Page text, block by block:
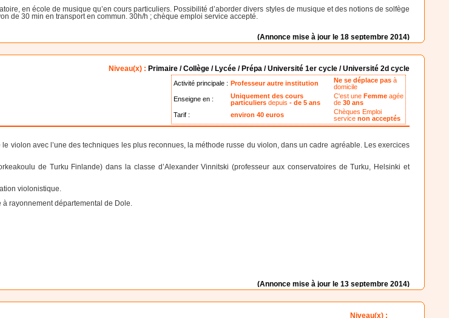
en école de musique qu’en cours particuliers. Possibilité d’aborder divers styles de musique et des notions de solfège
de 30 min en transport en commun. 30h/h ; chèque emploi service accepté.
(Annonce mise à jour le 18 septembre 2014)
Niveau(x) : Primaire / Collège / Lycée / Prépa / Université 1er cycle / Université 2d cycle
Activité principale : Professeur autre institution Ne se déplace pas à
domicile
Enseigne en :
Uniquement des cours
particuliers depuis- de 5 ans
C'est uneFemme agée
de30 ans
Tarif :
environ 40 euros
Chèques Emploi
servicenon acceptés
violon avec l’une des techniques les plus reconnues, la méthode russe du violon, dans un cadre agréable. Les exercices
de Turku Finlande) dans la classe d’Alexander Vinnitski (professeur aux conservatoires de Turku, Helsinki et
violonistique.
rayonnement départemental de Dole.
(Annonce mise à jour le 13 septembre 2014)
Niveau(x) :